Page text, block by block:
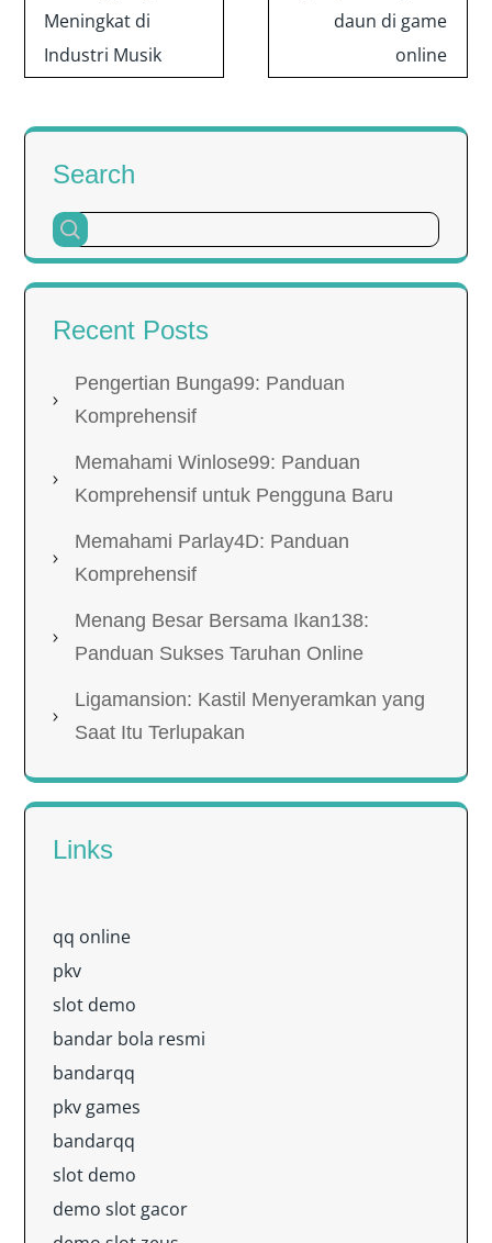
Meningkat di
Industri Musik
daun di game
online
Search
Recent Posts
Pengertian Bunga99: Panduan
Komprehensif
Memahami Winlose99: Panduan
Komprehensif untuk Pengguna Baru
Memahami Parlay4D: Panduan
Komprehensif
Menang Besar Bersama Ikan138:
Panduan Sukses Taruhan Online
Ligamansion: Kastil Menyeramkan yang
Saat Itu Terlupakan
Links
qq online
pkv
slot demo
bandar bola resmi
bandarqq
pkv games
bandarqq
slot demo
demo slot gacor